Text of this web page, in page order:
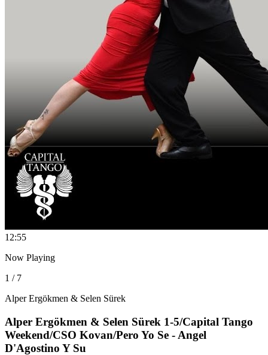
1 2:55
Now Playing
1 / 7
Alper Ergökmen & Selen Sürek
Alper Ergökmen & Selen Sürek 1-5/Capital Tango
Weekend/CSO Kovan/Pero Yo Se - Angel
D'Agostino Y Su